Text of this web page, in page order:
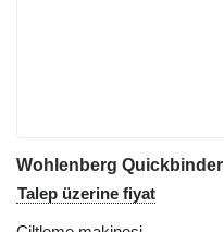
Wohlenberg Quickbinder
Talep üzerine fiyat